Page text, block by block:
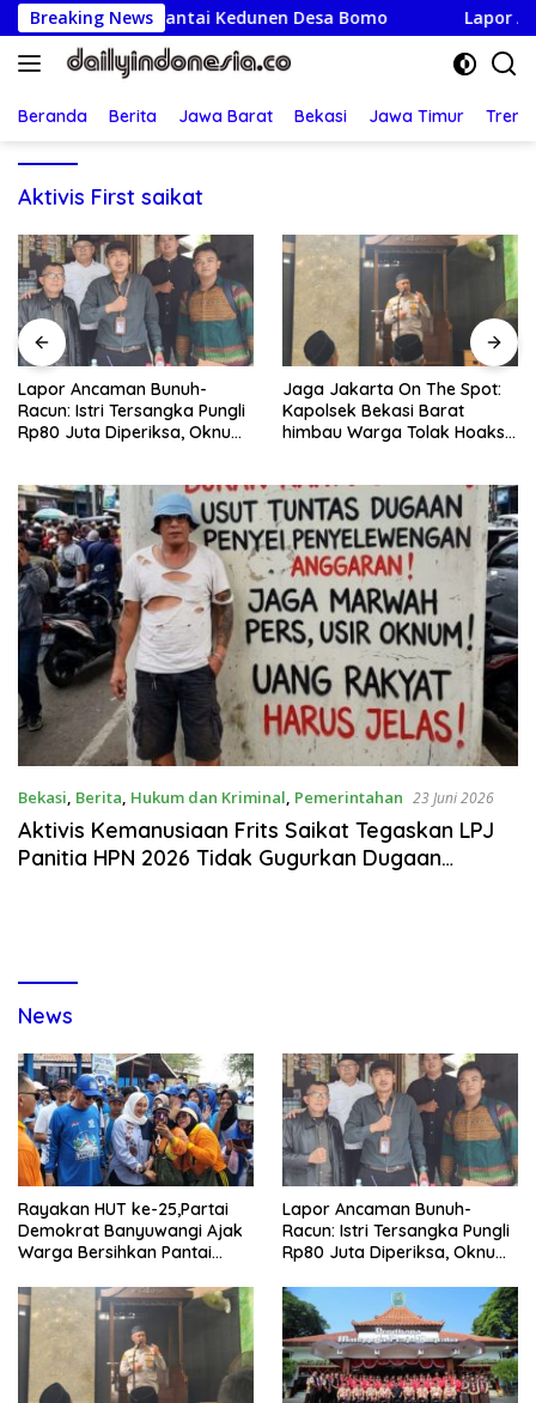
Langsung
ke
konten
Breaking News
Pantai Kedunen Desa Bomo Lapor
Beranda Berita Jawa Barat Bekasi Jawa Timur
Aktivis First saikat
Lapor Ancaman Bunuh-
Racun: Istri Tersangka Pungli
Rp80 Juta Diperiksa, Oknum
Jaga Jakarta On The Spot:
Kapolsek Bekasi Barat
himbau Warga Tolak Hoaks
Bekasi, Berita, Hukum dan Kriminal, Pemerintahan 23 Juni 2026
Aktivis Kemanusiaan Frits Saikat Tegaskan LPJ
Panitia HPN 2026 Tidak Gugurkan Dugaan
News
Rayakan HUT ke-25,Partai
Demokrat Banyuwangi Ajak
Warga Bersihkan Pantai
Lapor Ancaman Bunuh-
Racun: Istri Tersangka Pungli
Rp80 Juta Diperiksa, Oknum
Disdagperin